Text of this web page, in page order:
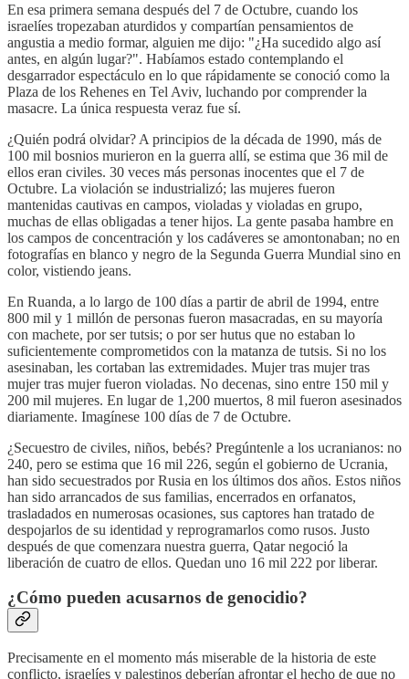
En esa primera semana después del 7 de Octubre, cuando los
israelíes tropezaban aturdidos y compartían pensamientos de
angustia a medio formar, alguien me dijo: "¿Ha sucedido algo así
antes, en algún lugar?". Habíamos estado contemplando el
desgarrador espectáculo en lo que rápidamente se conoció como la
Plaza de los Rehenes en Tel Aviv, luchando por comprender la
masacre. La única respuesta veraz fue sí.
¿Quién podrá olvidar? A principios de la década de 1990, más de
100 mil bosnios murieron en la guerra allí, se estima que 36 mil de
ellos eran civiles. 30 veces más personas inocentes que el 7 de
Octubre. La violación se industrializó; las mujeres fueron
mantenidas cautivas en campos, violadas y violadas en grupo,
muchas de ellas obligadas a tener hijos. La gente pasaba hambre en
los campos de concentración y los cadáveres se amontonaban; no en
fotografías en blanco y negro de la Segunda Guerra Mundial sino en
color, vistiendo jeans.
En Ruanda, a lo largo de 100 días a partir de abril de 1994, entre
800 mil y 1 millón de personas fueron masacradas, en su mayoría
con machete, por ser tutsis; o por ser hutus que no estaban lo
suficientemente comprometidos con la matanza de tutsis. Si no los
asesinaban, les cortaban las extremidades. Mujer tras mujer tras
mujer tras mujer fueron violadas. No decenas, sino entre 150 mil y
200 mil mujeres. En lugar de 1,200 muertos, 8 mil fueron asesinados
diariamente. Imagínese 100 días de 7 de Octubre.
¿Secuestro de civiles, niños, bebés? Pregúntenle a los ucranianos: no
240, pero se estima que 16 mil 226, según el gobierno de Ucrania,
han sido secuestrados por Rusia en los últimos dos años. Estos niños
han sido arrancados de sus familias, encerrados en orfanatos,
trasladados en numerosas ocasiones, sus captores han tratado de
despojarlos de su identidad y reprogramarlos como rusos. Justo
después de que comenzara nuestra guerra, Qatar negoció la
liberación de cuatro de ellos. Quedan uno 16 mil 222 por liberar.
¿Cómo pueden acusarnos de genocidio?
Precisamente en el momento más miserable de la historia de este
conflicto, israelíes y palestinos deberían afrontar el hecho de que no